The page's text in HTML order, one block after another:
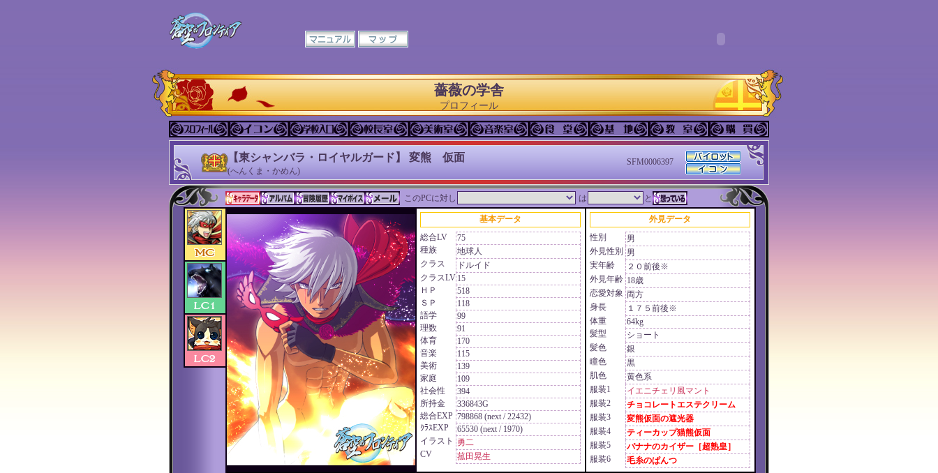
薔薇の学舎
プロフィール
【東シャンバラ・ロイヤルガード】 変熊 仮面
(へんくま・かめん)
SFM0006397
このPCに対し は と
基本データ
総合LV
75
種族
地球人
クラス
ドルイド
クラスLV 15
ＨＰ
518
ＳＰ
118
語学
99
理数
91
体育
170
音楽
115
美術
139
家庭
109
社会性
394
所持金
336843G
総合EXP 798868 (next / 22432)
ｸﾗｽEXP
65530 (next / 1970)
イラスト
勇二
CV
菰田晃生
外見データ
性別
男
外見性別
男
実年齢
２０前後※
外見年齢 18歳
恋愛対象 両方
身長
１７５前後※
体重
64kg
髪型
ショート
髪色
銀
瞳色
黒
肌色
黄色系
服装1
イエニチェリ風マント
服装2
チョコレートエステクリーム
服装3
変熊仮面の遮光器
服装4
ティーカップ猫熊仮面
服装5
バナナのカイザー［超熟皇］
服装6
毛糸のぱんつ